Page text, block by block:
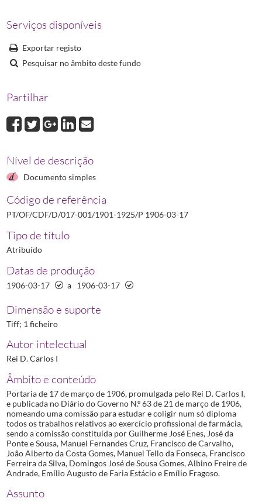
P 1923-12-04_n3827
P 1924-09-05_n4191
Serviços disponíveis
Exportar registo
Pesquisar no âmbito deste fundo
Partilhar
Nível de descrição
Documento simples
Código de referência
PT/OF/CDF/D/017-001/1901-1925/P 1906-03-17
Tipo de título
Atribuído
Datas de produção
1906-03-17 a 1906-03-17
Dimensão e suporte
Tiff; 1 ficheiro
Autor intelectual
Rei D. Carlos I
Âmbito e conteúdo
Portaria de 17 de março de 1906, promulgada pelo Rei D. Carlos I,
e publicada no Diário do Governo N.º 63 de 21 de março de 1906,
nomeando uma comissão para estudar e coligir num só diploma
todos os trabalhos relativos ao exercício profissional de farmácia,
sendo a comissão constituída por Guilherme José Enes, José da
Ponte e Sousa, Manuel Fernandes Cruz, Francisco de Carvalho,
João Alberto da Costa Gomes, Manuel Tello da Fonseca, Francisco
Ferreira da Silva, Domingos José de Sousa Gomes, Albino Freire de
Andrade, Emílio Augusto de Faria Estácio e Emílio Fragoso.
Assunto